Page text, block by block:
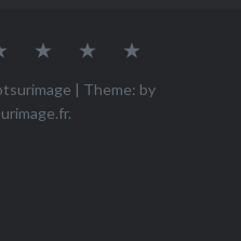
Mes
Mes
Mes
| Theme: by
.